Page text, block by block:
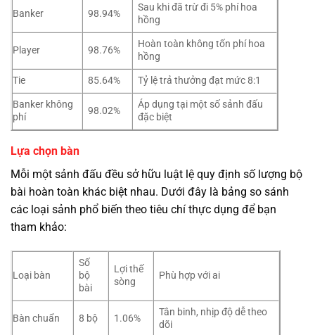
Banker 98.94%
Sau khi đã trừ đi 5% phí hoa
hồng
Player 98.76%
Hoàn toàn không tốn phí hoa
hồng
Tie
85.64%
Tỷ lệ trả thưởng đạt mức 8:1
Banker không
phí
98.02%
Áp dụng tại một số sảnh đấu
đặc biệt
Lựa chọn bàn
Mỗi một sảnh đấu đều sở hữu luật lệ quy định số lượng bộ
bài hoàn toàn khác biệt nhau. Dưới đây là bảng so sánh
các loại sảnh phổ biến theo tiêu chí thực dụng để bạn
tham khảo:
Loại bàn
Số
bộ
bài
Lợi thế
sòng
Phù hợp với ai
Bàn chuẩn 8 bộ 1.06%
Tân binh, nhịp độ dễ theo
dõi